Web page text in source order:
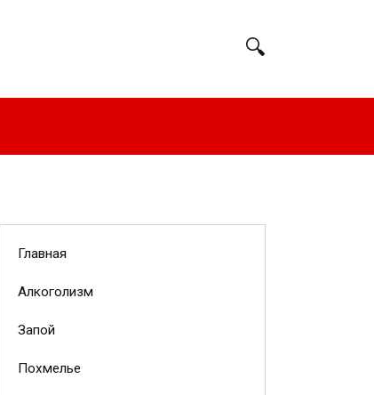
Главная
Алкоголизм
Запой
Похмелье